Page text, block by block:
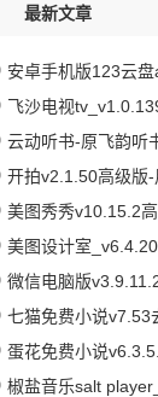
最新文章
安卓手机版123云
飞沙电视
云动听书-原飞韵听书
开拍v2.1.50高级版
美图秀秀v10.15.2
美图设计室_v6.4.20
微信电脑版
七猫免费小说v7.53
蛋花免费小说v6.3.5.32会员
椒盐音乐salt